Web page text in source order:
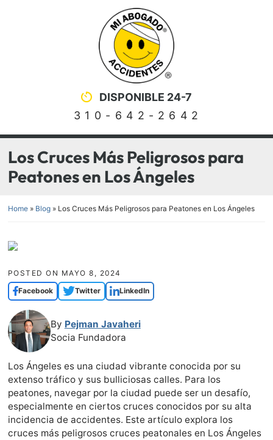
Return home
DISPONIBLE 24-7
310-642-2642
Los Cruces Más Peligrosos para
Peatones en Los Ángeles
Home» Blog» Los Cruces Más Peligrosos para Peatones en Los Ángeles
POSTED ON MAYO 8, 2024
Facebook
Twitter LinkedIn
By Pejman Javaheri
Socia Fundadora
Los Ángeles es una ciudad vibrante conocida por su
extenso tráfico y sus bulliciosas calles. Para los
peatones, navegar por la ciudad puede ser un desafío,
especialmente en ciertos cruces conocidos por su alta
incidencia de accidentes. Este artículo explora los
cruces más peligrosos cruces peatonales en Los Ángeles